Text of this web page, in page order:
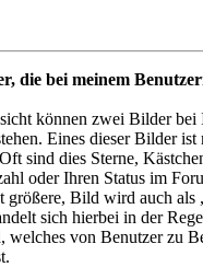
die bei meinem
können zwei Bilder bei
Eines dieser Bilder
sind dies Sterne,
oder Ihren Status im
größere, Bild wird auch als
sich hierbei in der
welches von Benutzer zu